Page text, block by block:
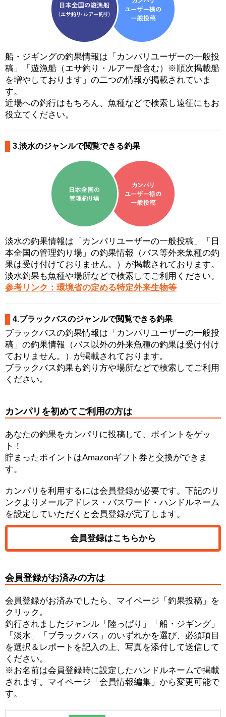
船・ジギングの釣果情報は「カンパリユーザーの一般投
稿」「遊漁船（エサ釣り・ルアー船含む）※順次掲載船
を増やしております」の二つの情報が掲載されていま
す。
近場への釣行はもちろん、魚種などで検索し遠征にもお
役立てください。
3.淡水のジャンルで閲覧できる釣果
淡水の釣果情報は「カンパリユーザーの一般投稿」「日
本全国の管理釣り場」の釣果情報（バス等外来魚種の釣
果は受け付けておりません。）が掲載されております。
淡水釣果も魚種や場所などで検索してご利用ください。
参考リンク：環境省の定める特定外来生物等
4.ブラックバスのジャンルで閲覧できる釣果
ブラックバスの釣果情報は「カンパリユーザーの一般投
稿」の釣果情報（バス以外の外来魚種の釣果は受け付け
ておりません。）が掲載されております。
ブラックバス釣果も釣り方や場所などで検索してご利用
ください。
カンパリを初めてご利用の方は
あなたの釣果をカンパリに投稿して、ポイントをゲッ
ト！
貯まったポイントはAmazonギフト券と交換ができま
す。
カンパリを利用するには会員登録が必要です。下記のリ
ンクよりメールアドレス・パスワード・ハンドルネーム
を設定していただくと会員登録が完了します。
会員登録はこちらから
会員登録がお済みの方は
会員登録がお済みでしたら、マイページ「釣果投稿」を
クリック。
釣行されましたジャンル「陸っぱり」「船・ジギング」
「淡水」「ブラックバス」のいずれかを選び、必須項目
を選択＆レポートを記入の上、写真を添付して送信して
ください。
※お名前は会員登録時に設定したハンドルネームで掲載
されます。マイページ「会員情報編集」から変更可能で
す。